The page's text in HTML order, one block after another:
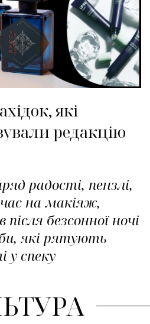
які
редакцію
радості, пензлі,
на макіяж,
безсонної ночі
які рятують
у спеку